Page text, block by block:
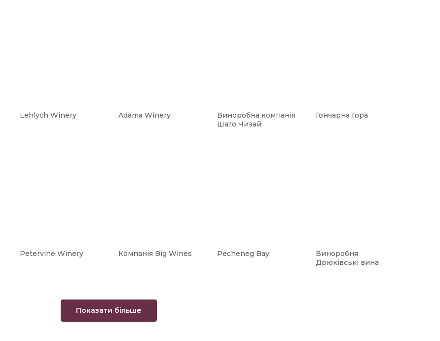
Lehlych Winery Adama Winery
Виноробна компанія
Шато Чизай
Гончарна Гора
Petervine Winery Компанія Big Wines Pecheneg Bay
Виноробня
Дрюківські вина
Показати більше